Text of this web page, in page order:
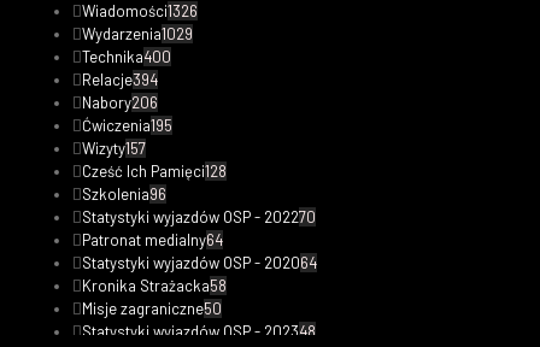
Wiadomości1326
Wydarzenia1029
Technika400
Relacje394
Nabory206
Ćwiczenia195
Wizyty157
Cześć Ich Pamięci128
Szkolenia96
Statystyki wyjazdów OSP - 202270
Patronat medialny64
Statystyki wyjazdów OSP - 202064
Kronika Strażacka58
Misje zagraniczne50
Statystyki wyjazdów OSP - 202348